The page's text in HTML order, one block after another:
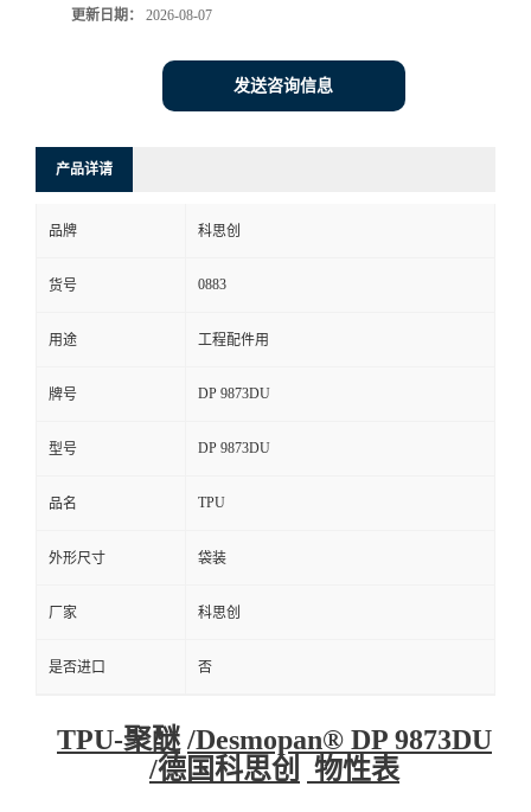
更新日期： 2026-08-07
发送咨询信息
产品详请
品牌 科思创
货号 0883
用途 工程配件用
牌号 DP 9873DU
型号 DP 9873DU
品名 TPU
外形尺寸 袋装
厂家 科思创
是否进口 否
TPU-聚醚 /Desmopan® DP 9873DU
/德国科思创 物性表